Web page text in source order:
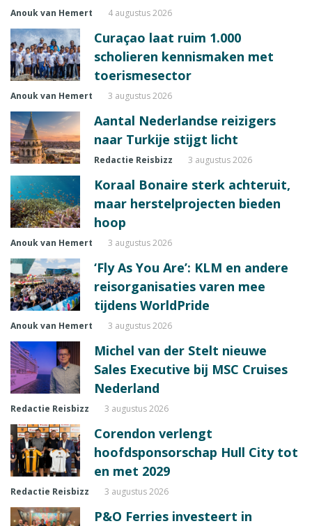
Anouk van Hemert 4 augustus 2026
Curaçao laat ruim 1.000
scholieren kennismaken met
toerismesector
Anouk van Hemert 3 augustus 2026
Aantal Nederlandse reizigers
naar Turkije stijgt licht
Redactie Reisbizz 3 augustus 2026
Koraal Bonaire sterk achteruit,
maar herstelprojecten bieden
hoop
Anouk van Hemert 3 augustus 2026
‘Fly As You Are’: KLM en andere
reisorganisaties varen mee
tijdens WorldPride
Anouk van Hemert 3 augustus 2026
Michel van der Stelt nieuwe
Sales Executive bij MSC Cruises
Nederland
Redactie Reisbizz 3 augustus 2026
Corendon verlengt
hoofdsponsorschap Hull City tot
en met 2029
Redactie Reisbizz 3 augustus 2026
P&O Ferries investeert in